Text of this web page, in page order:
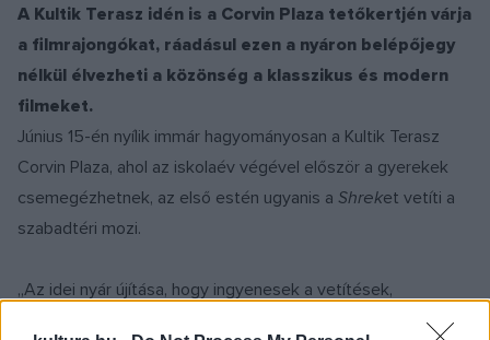
A Kultik Terasz idén is a Corvin Plaza tetőkertjén várja
a filmrajongókat, ráadásul ezen a nyáron belépőjegy
nélkül élvezheti a közönség a klasszikus és modern
filmeket.
Június 15-én nyílik immár hagyományosan a Kultik Terasz
Corvin Plaza, ahol az iskolaév végével először a gyerekek
csemegézhetnek, az első estén ugyanis a Shreket vetíti a
szabadtéri mozi.
„Az idei nyár újítása, hogy ingyenesek a vetítések,
mindössze a büfében van egy minimális fogyasztási limit,